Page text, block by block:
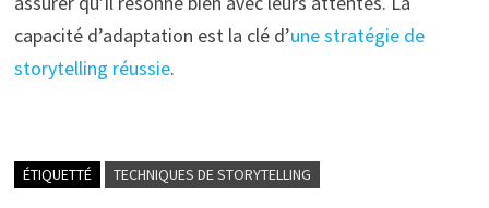
capacité d’adaptation est la clé d’une stratégie de
storytelling réussie.
ÉTIQUETTÉ TECHNIQUES DE STORYTELLING